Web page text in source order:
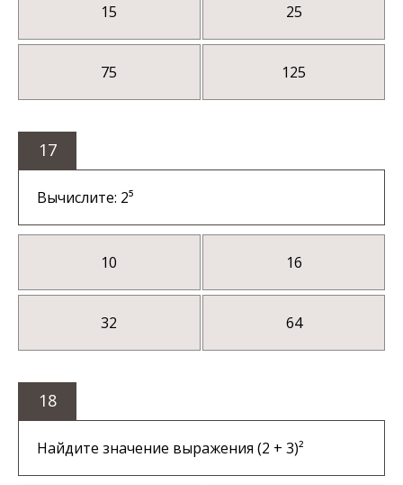
15 25
75 125
17
Вычислите: 2⁵
10 16
32 64
18
Найдите значение выражения (2 + 3)²